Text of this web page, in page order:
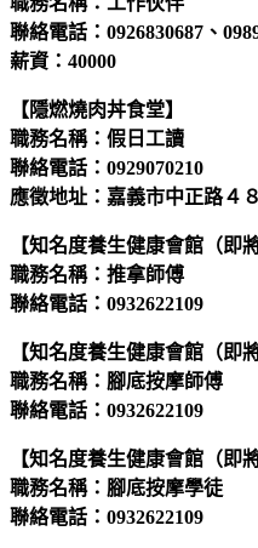
聯絡電話：0926830687、
薪資：40000
【隱燃燒肉丼食堂】
職務名稱：假日工讀
聯絡電話：0929070210
應徵地址：嘉義市中正路４
【知名度養生健康會館（即
職務名稱：推拿師傅
聯絡電話：0932622109
【知名度養生健康會館（即
職務名稱：腳底按摩師傅
聯絡電話：0932622109
【知名度養生健康會館（即
職務名稱：腳底按摩學徒
聯絡電話：0932622109